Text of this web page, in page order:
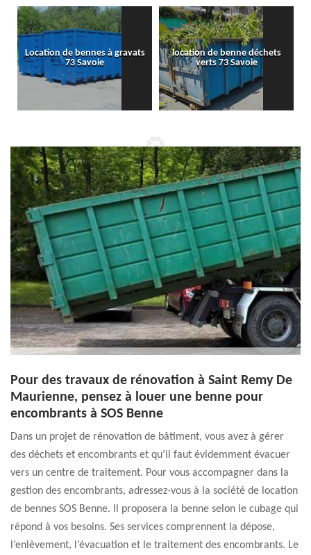
Location de bennes à gravats
73 Savoie
location de benne déchets
verts 73 Savoie
Pour des travaux de rénovation à Saint Remy De
Maurienne, pensez à louer une benne pour
encombrants à SOS Benne
Dans un projet de rénovation de bâtiment, vous avez à gérer
des déchets et encombrants et qu’il faut évidemment évacuer
vers un centre de traitement. Pour vous accompagner dans la
gestion des encombrants, adressez-vous à la société de location
de bennes SOS Benne. Il proposera la benne selon le cubage qui
répond à vos besoins. Ses services comprennent la dépose,
l’enlèvement, l’évacuation et le traitement des encombrants. Le